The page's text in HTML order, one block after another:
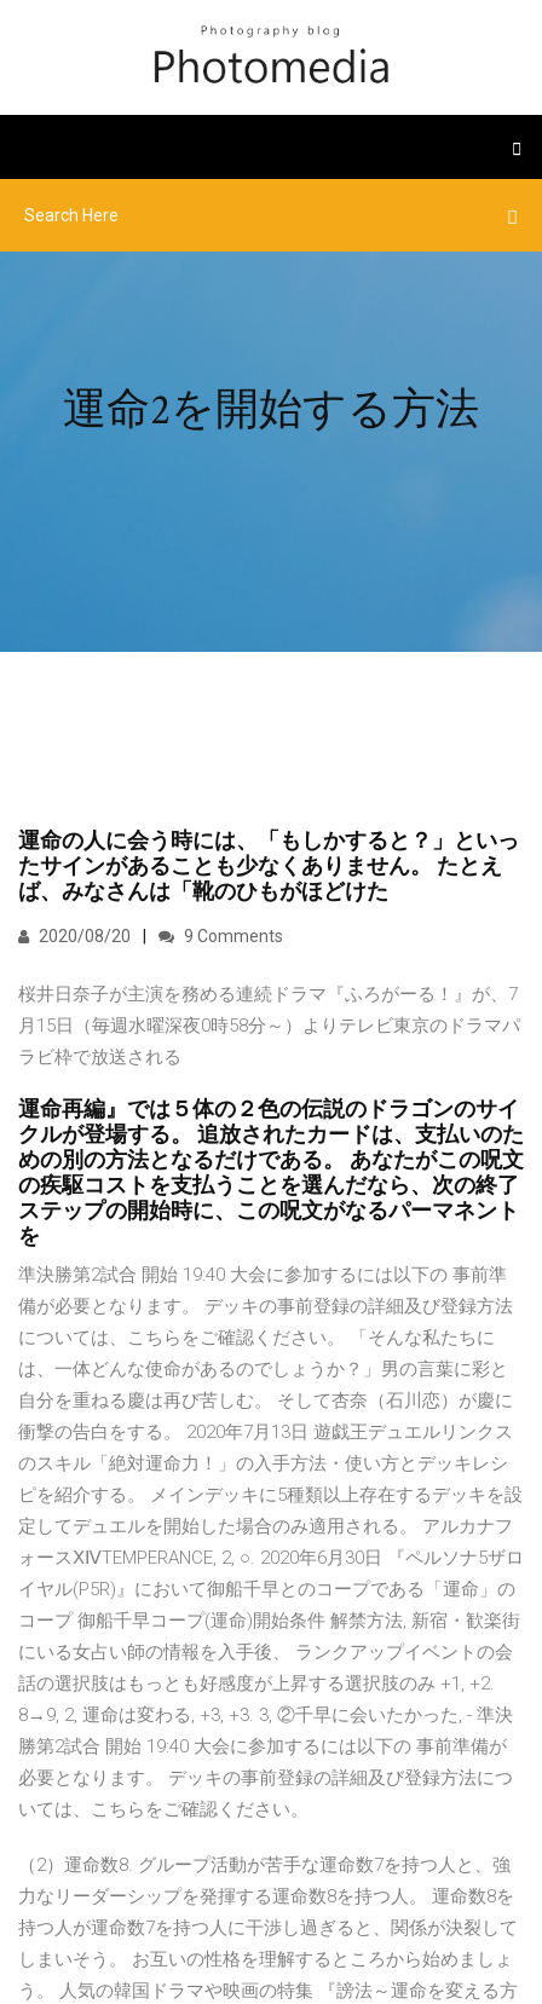
運命2を開始する方法
運命の人に会う時には、「もしかすると？」といっ
たサインがあることも少なくありません。 たとえ
ば、みなさんは「靴のひもがほどけた
2020/08/20 9 Comments
桜井日奈子が主演を務める連続ドラマ『ふろがーる！』が、7
月15日（毎週水曜深夜0時58分～）よりテレビ東京のドラマパ
ラビ枠で放送される
運命再編』では５体の２色の伝説のドラゴンのサイ
クルが登場する。 追放されたカードは、支払いのた
めの別の方法となるだけである。 あなたがこの呪文
の疾駆コストを支払うことを選んだなら、次の終了
ステップの開始時に、この呪文がなるパーマネント
を
準決勝第2試合 開始 19:40 大会に参加するには以下の 事前準
備が必要となります。 デッキの事前登録の詳細及び登録方法
については、こちらをご確認ください。 「そんな私たちに
は、一体どんな使命があるのでしょうか？」男の言葉に彩と
自分を重ねる慶は再び苦しむ。 そして杏奈（石川恋）が慶に
衝撃の告白をする。 2020年7月13日 遊戯王デュエルリンクス
のスキル「絶対運命力！」の入手方法・使い方とデッキレシ
ピを紹介する。 メインデッキに5種類以上存在するデッキを設
定してデュエルを開始した場合のみ適用される。 アルカナフ
ォースⅩⅣTEMPERANCE, 2, ○. 2020年6月30日 『ペルソナ5ザロ
イヤル(P5R)』において御船千早とのコープである「運命」の
コープ 御船千早コープ(運命)開始条件 解禁方法, 新宿・歓楽街
にいる女占い師の情報を入手後、 ランクアップイベントの会
話の選択肢はもっとも好感度が上昇する選択肢のみ +1, +2.
8→9, 2, 運命は変わる, +3, +3. 3, ②千早に会いたかった, - 準決
勝第2試合 開始 19:40 大会に参加するには以下の 事前準備が
必要となります。 デッキの事前登録の詳細及び登録方法につ
いては、こちらをご確認ください。
（2）運命数8. グループ活動が苦手な運命数7を持つ人と、強
力なリーダーシップを発揮する運命数8を持つ人。 運命数8を
持つ人が運命数7を持つ人に干渉し過ぎると、関係が決裂して
しまいそう。 お互いの性格を理解するところから始めましょ
う。 人気の韓国ドラマや映画の特集 『謗法～運命を変える方